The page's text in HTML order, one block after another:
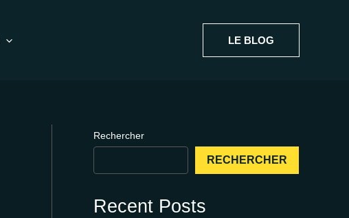
LE BLOG
Rechercher
RECHERCHER
Recent Posts